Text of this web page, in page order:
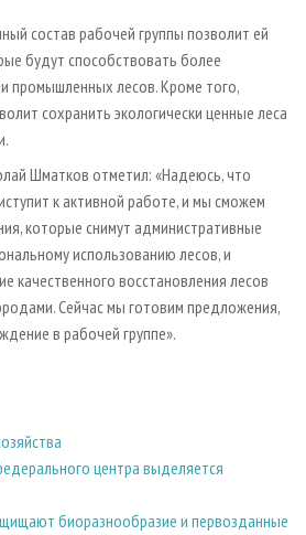
состав рабочей группы позволит ей
будут способствовать более
промышленных лесов. Кроме того,
сохранить экологически ценные леса
Шматков отметил: «Надеюсь, что
к активной работе, и мы сможем
которые снимут административные
использованию лесов, и
качественного восстановления лесов
Сейчас мы готовим предложения,
в рабочей группе».
центра выделяется
биоразнообразие и первозданные